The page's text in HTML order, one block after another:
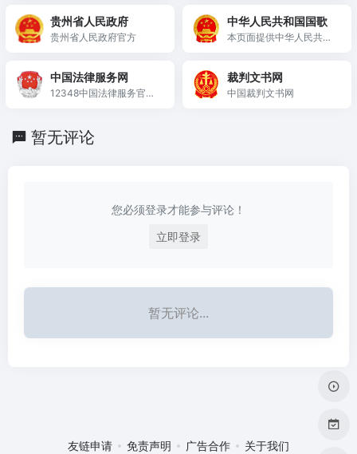
的ISBN数据、CIP数据、
馆藏数据，聚焦全网数据
机关、出版发行机构、图
书馆、科研院所、数据服
贵州省人民政府
贵州省人民政府官方
中华人民共和国国歌
本页面提供中华人民共和
谱、国歌五线谱、国歌齐
唱版音频、国歌管乐合奏
中国法律服务网
12348中国法律服务官方
裁判文书网
中国裁判文书网
暂无评论
您必须登录才能参与评论！
立即登录
暂无评论...
友链申请 免责声明 广告合作 关于我们